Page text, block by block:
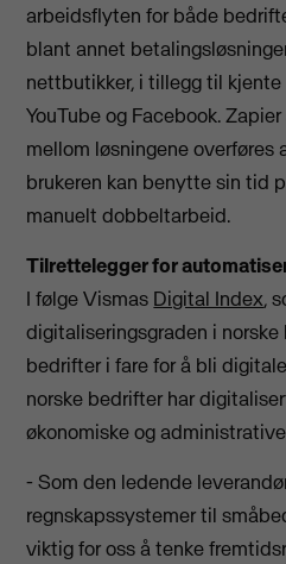
arbeidsflyten for både
blant annet
nettbutikker, i tillegg til
YouTube og Facebook.
mellom løsningene overføres
brukeren kan benytte sin tid
manuelt dobbeltarbeid.
Tilrettelegger for
I følge Vismas Digital Index,
digitaliseringsgraden i
bedrifter i fare for å bli
norske bedrifter har
økonomiske og
- Som den ledende
regnskapssystemer til
viktig for oss å tenke